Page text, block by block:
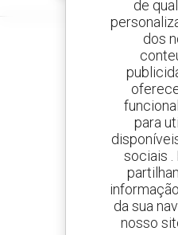
Crie os
e receba anúncios
800
A Manitou
de
dos
para
sociais .
da sua
nosso